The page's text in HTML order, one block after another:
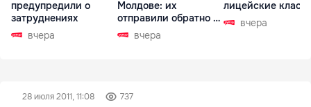
предупредили о
затруднениях
вчера
Молдове: их
отправили обратно в
РФ вчера
лицейские
вчера
28 июля 2011, 11:08 737